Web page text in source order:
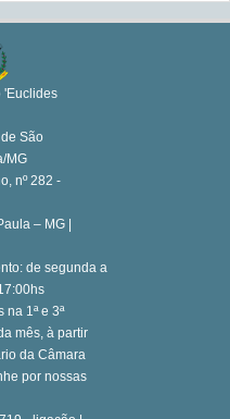
'Euclides
São
MG
nº 282 -
– MG |
de segunda a
1ª e 3ª
mês, à partir
da Câmara
por nossas